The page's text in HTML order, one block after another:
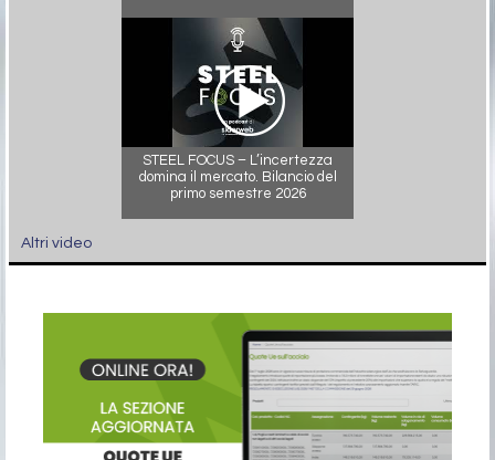
STEEL FOCUS – L’incertezza
domina il mercato. Bilancio del
primo semestre 2026
Altri video